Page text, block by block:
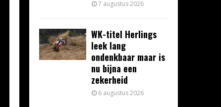
7 augustus 2026
WK-titel Herlings
leek lang
ondenkbaar maar is
nu bijna een
zekerheid
6 augustus 2026